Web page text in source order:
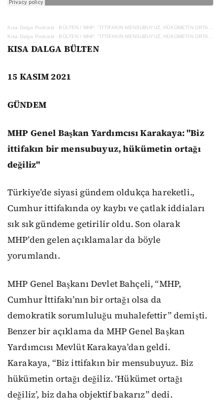
Kısa Dalga Podcast · BÜLTEN / MHP: "İTTİFAKIN MENSUBUYUZ, HÜKÜMETİN ORTAĞI DEĞİLİZ"
Kısa Dalga Podcast · BÜLTEN / MHP: "İTTİFAKIN MENSUBUYUZ, HÜKÜMETİN ORTAĞI DEĞİLİZ"
KISA DALGA BÜLTEN
15 KASIM 2021
GÜNDEM
MHP Genel Başkan Yardımcısı Karakaya: "Biz
ittifakın bir mensubuyuz, hükümetin ortağı
değiliz"
Türkiye’de siyasi gündem oldukça hareketli.,
Cumhur ittifakında oy kaybı ve çatlak iddiaları
sık sık gündeme getirilir oldu. Son olarak
MHP’den gelen açıklamalar da böyle
yorumlandı.
MHP Genel Başkanı Devlet Bahçeli, “MHP,
Cumhur İttifakı’nın bir ortağı olsa da
demokratik sorumluluğu muhalefettir” demişti.
Benzer bir açıklama da MHP Genel Başkan
Yardımcısı Mevlüt Karakaya’dan geldi.
Karakaya, “Biz ittifakın bir mensubuyuz. Biz
hükümetin ortağı değiliz. ‘Hükümet ortağı
değiliz’, biz daha objektif bakarız” dedi.